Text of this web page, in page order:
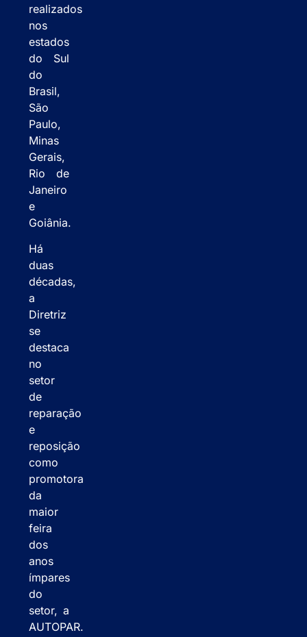
realizados
nos
estados
do Sul
do
Brasil,
São
Paulo,
Minas
Gerais,
Rio de
Janeiro
e
Goiânia.
Há
duas
décadas,
a
Diretriz
se
destaca
no
setor
de
reparação
e
reposição
como
promotora
da
maior
feira
dos
anos
ímpares
do
setor, a
AUTOPAR.